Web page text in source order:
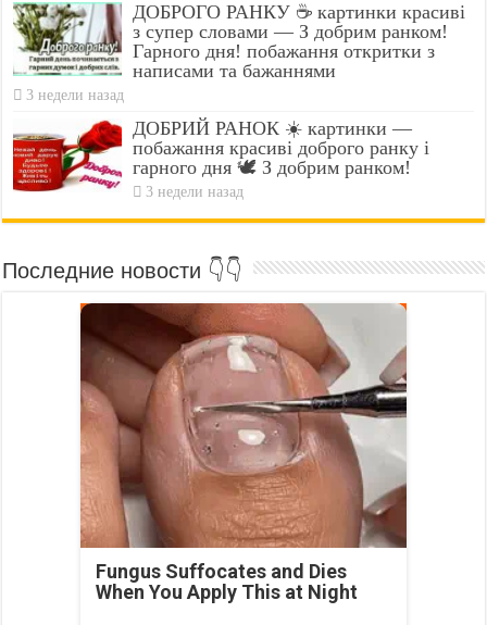
ДОБРОГО РАНКУ ☕ картинки красиві
з супер словами — З добрим ранком!
Гарного дня! побажання откритки з
написами та бажаннями
3 недели назад
ДОБРИЙ РАНОК ☀️ картинки —
побажання красиві доброго ранку і
гарного дня 🕊️ З добрим ранком!
3 недели назад
Последние новости 👇👇
Fungus Suffocates and Dies
When You Apply This at Night